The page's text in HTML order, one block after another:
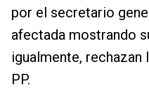
por el secretario
afectada mostrando
igualmente,
PP.